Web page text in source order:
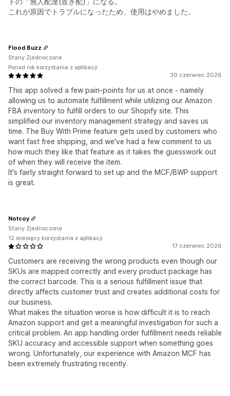
これが原因でトラブルになったため、使用はやめました。
30 czerwiec 2026
This app solved a few pain-points for us at once - namely
allowing us to automate fulfillment while utilizing our Amazon
FBA inventory to fulfill orders to our Shopify site. This
simplified our inventory management strategy and saves us
time. The Buy With Prime feature gets used by customers who
want fast free shipping, and we've had a few comment to us
how much they like that feature as it takes the guesswork out
of when they will receive the item.
It's fairly straight forward to set up and the MCF/BWP support
is great.
Flood Buzz
Stany Zjednoczone
Ponad rok korzystania z aplikacji
17 czerwiec 2026
Customers are receiving the wrong products even though our
SKUs are mapped correctly and every product package has
the correct barcode. This is a serious fulfillment issue that
directly affects customer trust and creates additional costs for
our business.
What makes the situation worse is how difficult it is to reach
Amazon support and get a meaningful investigation for such a
critical problem. An app handling order fulfillment needs reliable
SKU accuracy and accessible support when something goes
wrong. Unfortunately, our experience with Amazon MCF has
been extremely frustrating recently.
Notcoy
Stany Zjednoczone
12 miesięcy korzystania z aplikacji